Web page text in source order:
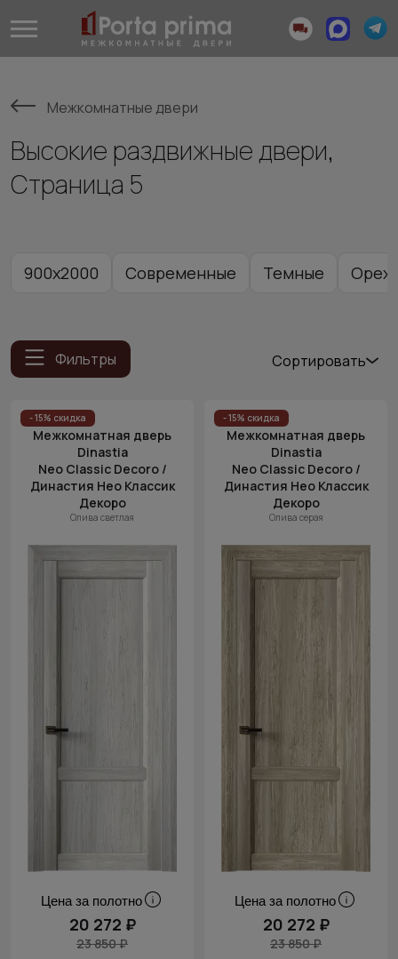
Межкомнатные двери
Высокие раздвижные двери,
Страница 5
900x2000 Современные Темные Орех
Фильтры
Сортировать
Цена (возр.)
Цена (убыв.)
Cначала
новинки
Cначала
- 15% скидка
Межкомнатная дверь
Dinastia
Neo Classic Decoro /
Династия Нео Классик
Декоро
Олива светлая
Цена за полотно
20 272 ₽
23 850 ₽
- 15% скидка
Межкомнатная дверь
Dinastia
Neo Classic Decoro /
Династия Нео Классик
Декоро
Олива серая
Цена за полотно
20 272 ₽
23 850 ₽